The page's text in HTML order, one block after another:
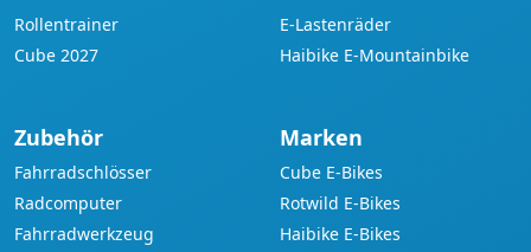
Rollentrainer
Cube 2027
E-Lastenräder
Haibike E-Mountainbike
Zubehör
Fahrradschlösser
Radcomputer
Fahrradwerkzeug
Marken
Cube E-Bikes
Rotwild E-Bikes
Haibike E-Bikes